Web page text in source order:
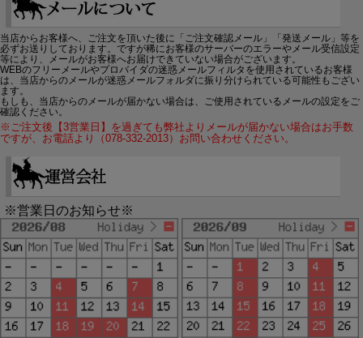
当店からお客様へ、ご注文を頂いた後に「ご注文確認メール」「発送メール」等を
必ずお送りしております。ですが稀にお客様のサーバーのエラーやメール受信設定
等により、メールがお客様へお届けできていない場合がございます。
WEBのフリーメールやプロバイダの迷惑メールフィルタを使用されているお客様
は、当店からのメールが迷惑メールフォルダに振り分けられている可能性もござい
ます。
もしも、当店からのメールが届かない場合は、ご使用されているメールの設定をご
確認ください。
※ご注文後【3営業日】を過ぎても弊社よりメールが届かない場合はお手数
ですが、お電話より（078-332-2013）お問い合わせください。
※営業日のお知らせ※